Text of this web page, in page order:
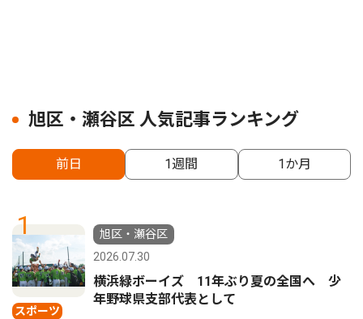
旭区・瀬谷区 人気記事ランキング
前日 1週間 1か月
1
スポーツ
旭区・瀬谷区
2026.07.30
横浜緑ボーイズ 11年ぶり夏の全国へ 少
年野球県支部代表として